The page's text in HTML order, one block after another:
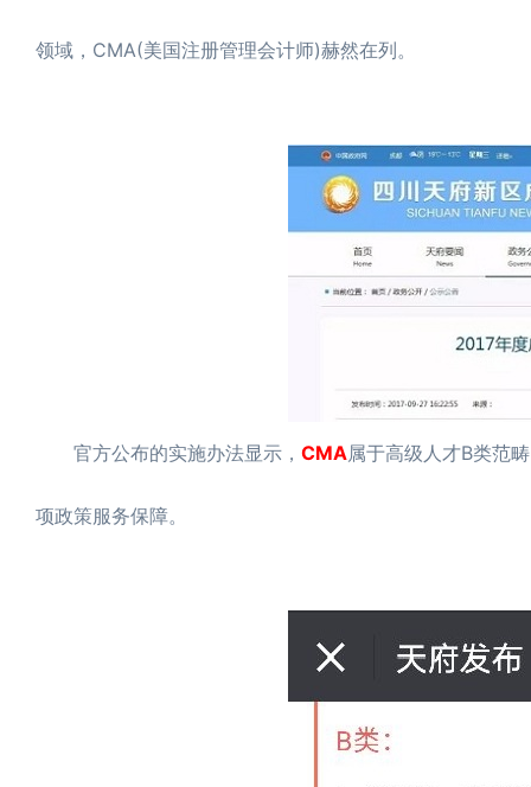
领域，CMA(美国注册管理会计师)赫然在列。
官方公布的实施办法显示， CMA属于高级人才B类范
项政策服务保障。